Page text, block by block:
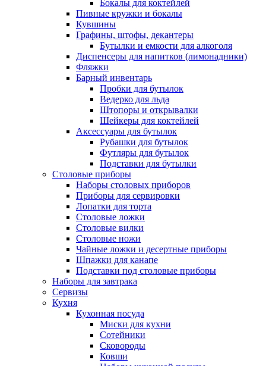
Бокалы для коктейлей
Пивные кружки и бокалы
Кувшины
Графины, штофы, декантеры
Бутылки и емкости для алкоголя
Диспенсеры для напитков (лимонадники)
Фляжки
Барный инвентарь
Пробки для бутылок
Ведерко для льда
Штопоры и открывалки
Шейкеры для коктейлей
Аксессуары для бутылок
Рубашки для бутылок
Футляры для бутылок
Подставки для бутылки
Столовые приборы
Наборы столовых приборов
Приборы для сервировки
Лопатки для торта
Столовые ложки
Столовые вилки
Столовые ножи
Чайные ложки и десертные приборы
Шпажки для канапе
Подставки под столовые приборы
Наборы для завтрака
Сервизы
Кухня
Кухонная посуда
Миски для кухни
Сотейники
Сковороды
Ковши